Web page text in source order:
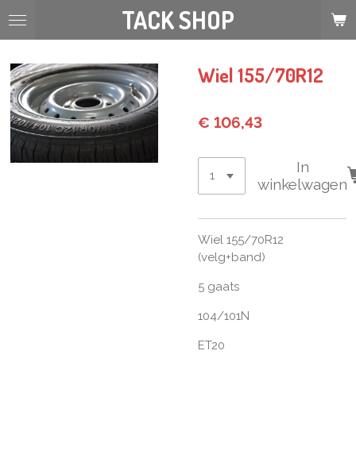
Ga
de
hoofdinhoud
TACK SHOP
Wiel 155/70R12
€ 106,43
In
winkelwagen
Wiel 155/70R12
(velg+band)
5 gaats
104/101N
ET20